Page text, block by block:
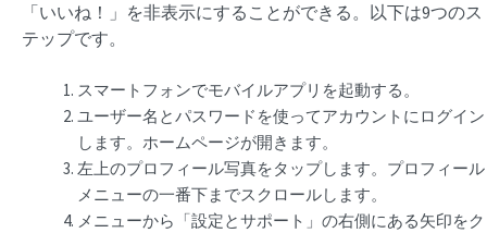
「いいね！」を非表示にすることができる。以下は9つのス
テップです。
スマートフォンでモバイルアプリを起動する。
ユーザー名とパスワードを使ってアカウントにログイン
します。ホームページが開きます。
左上のプロフィール写真をタップします。プロフィール
メニューの一番下までスクロールします。
メニューから「設定とサポート」の右側にある矢印をク